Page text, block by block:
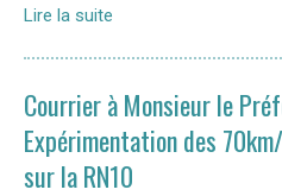
Lire la suite
Courrier à Monsieur le
Expérimentation des
sur la RN10